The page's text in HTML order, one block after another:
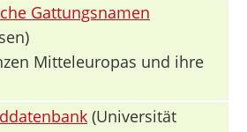
Gattungsnamen
Mitteleuropas und ihre
(Universität